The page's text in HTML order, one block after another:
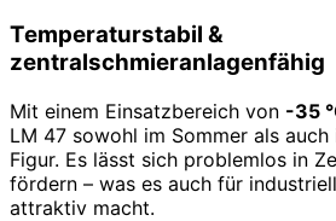
Temperaturstabil &
zentralschmieranlagenfähig
Mit einem Einsatzbereich von -35
LM 47 sowohl im Sommer als
Figur. Es lässt sich problemlos in
fördern – was es auch für
attraktiv macht.